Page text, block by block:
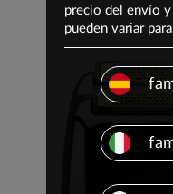
precio del envío
pueden variar